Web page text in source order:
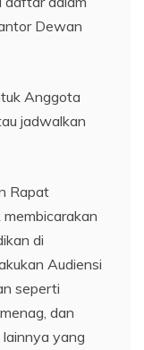
Dewan
Anggota
jadwalkan
Rapat
di
Audiensi
seperti
dan
yang